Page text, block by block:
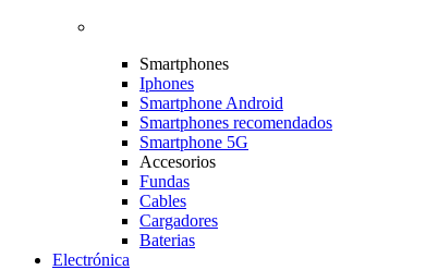
Smartphones
Iphones
Smartphone Android
Smartphones recomendados
Smartphone 5G
Accesorios
Fundas
Cables
Cargadores
Baterias
Electrónica